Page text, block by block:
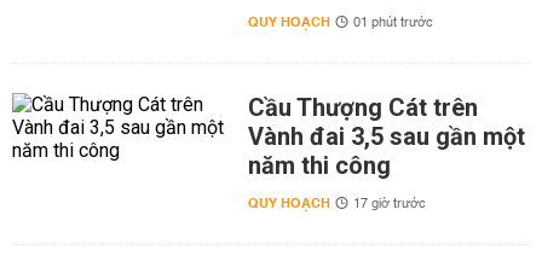
QUY HOẠCH 01 phút trước
Cầu Thượng Cát trên
Vành đai 3,5 sau gần một
năm thi công
QUY HOẠCH 17 giờ trước